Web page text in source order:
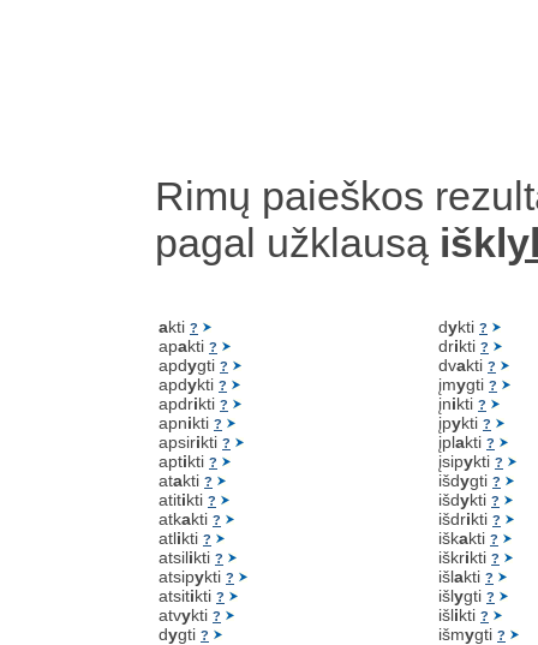
Rimų paieškos
pagal užklausą iškl
akti ?
apakti ?
apdygti ?
apdykti ?
apdrikti ?
apnikti ?
apsirikti ?
aptikti ?
atakti ?
atitikti ?
atkakti ?
atlikti ?
atsilikti ?
atsipykti ?
atsitikti ?
atvykti ?
dygti ?
dykti ?
drikti ?
dvakti ?
įmygti ?
įnikti ?
įpykti ?
įplakti ?
įsipykti ?
išdygti ?
išdykti ?
išdrikti ?
iškakti ?
iškrikti ?
išlakti ?
išlygti ?
išlikti ?
išmygti ?